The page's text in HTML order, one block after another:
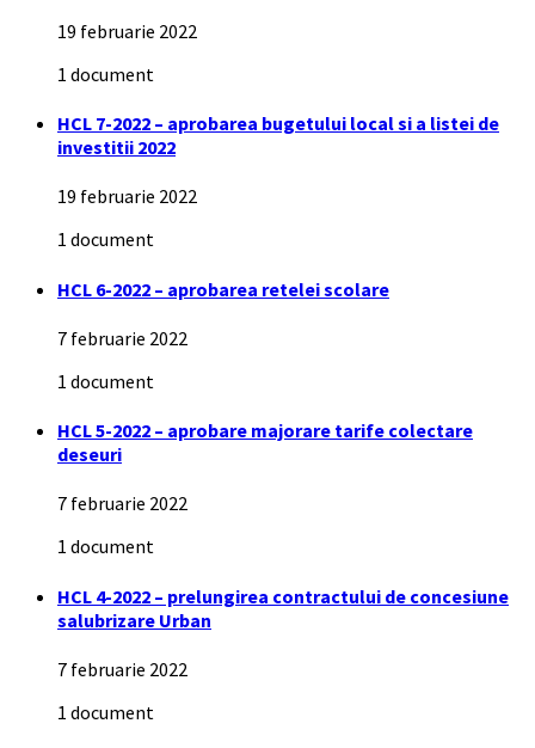
19 februarie 2022
1 document
HCL 7-2022 – aprobarea bugetului local si a listei de
investitii 2022
19 februarie 2022
1 document
HCL 6-2022 – aprobarea retelei scolare
7 februarie 2022
1 document
HCL 5-2022 – aprobare majorare tarife colectare
deseuri
7 februarie 2022
1 document
HCL 4-2022 – prelungirea contractului de concesiune
salubrizare Urban
7 februarie 2022
1 document